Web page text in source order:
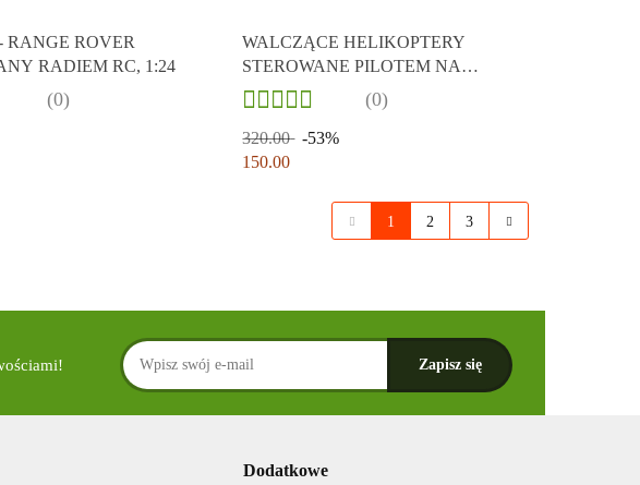
RANGE ROVER
RADIEM RC, 1:24
(0)
WALCZĄCE HELIKOPTERY
STEROWANE PILOTEM NA
PODCZERWIEŃ. PRZECENA
(0)
320.00
-53%
150.00
1 2 3
Dodatkowe